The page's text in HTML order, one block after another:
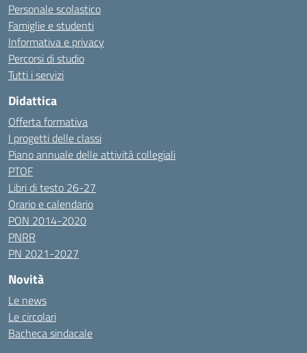
Personale scolastico
Famiglie e studenti
Informativa e privacy
Percorsi di studio
Tutti i servizi
Didattica
Offerta formativa
I progetti delle classi
Piano annuale delle attività collegiali
PTOF
Libri di testo 26-27
Orario e calendario
PON 2014-2020
PNRR
PN 2021-2027
Novità
Le news
Le circolari
Bacheca sindacale